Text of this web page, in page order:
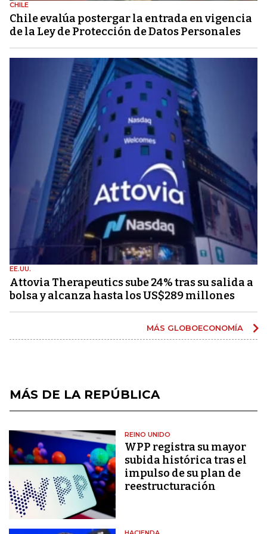
CHILE
Chile evalúa postergar la entrada en vigencia
de la Ley de Protección de Datos Personales
EE.UU.
Attovia Therapeutics sube 24% tras su salida a
bolsa y alcanza hasta los US$289 millones
MÁS GLOBOECONOMÍA
MÁS DE LA REPÚBLICA
REINO UNIDO
WPP registra su mayor
subida histórica tras el
impulso de su plan de
reestructuración